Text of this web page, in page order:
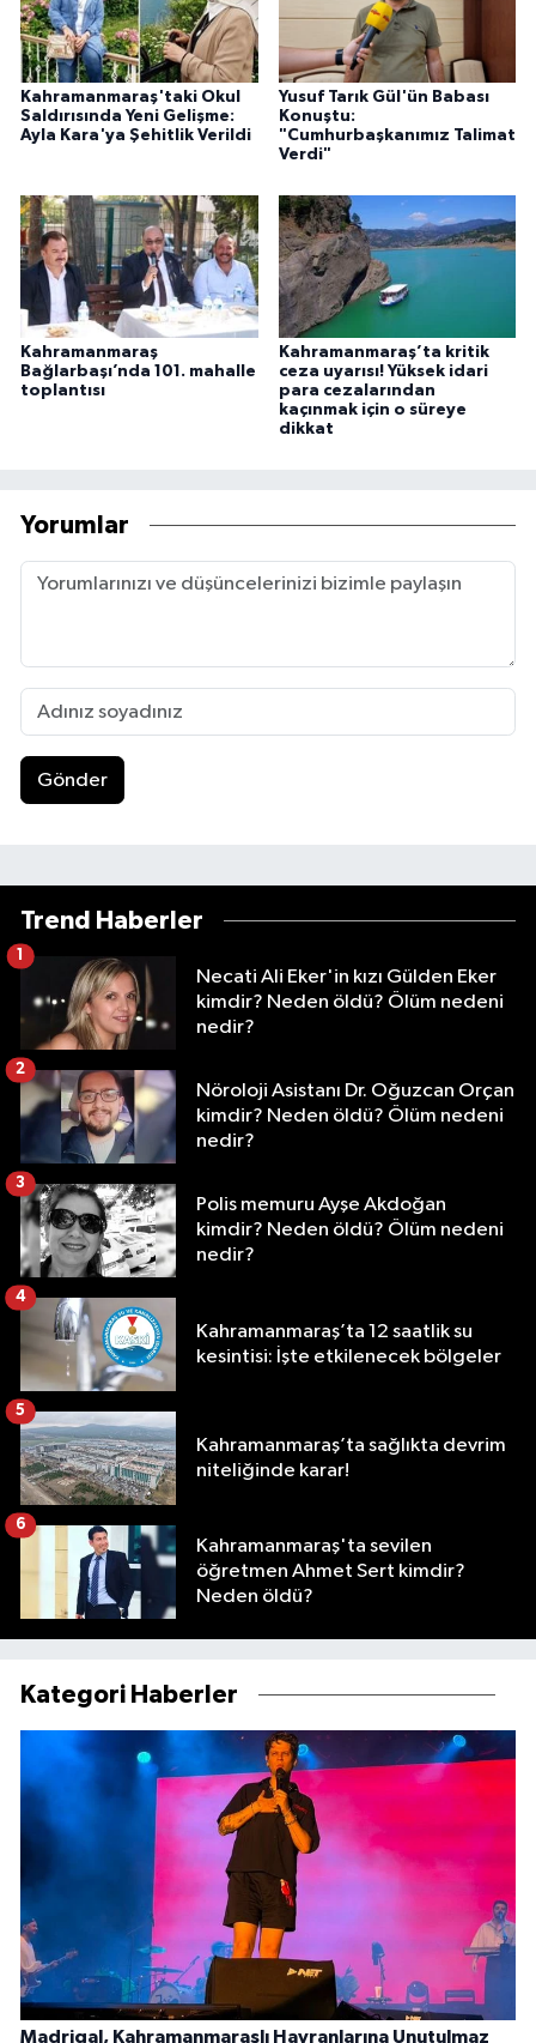
Kahramanmaraş'taki Okul
Saldırısında Yeni Gelişme:
Ayla Kara'ya Şehitlik Verildi
Yusuf Tarık Gül'ün Babası
Konuştu:
"Cumhurbaşkanımız Talimat
Verdi"
Kahramanmaraş
Bağlarbaşı’nda 101. mahalle
toplantısı
Kahramanmaraş’ta kritik
ceza uyarısı! Yüksek idari
para cezalarından
kaçınmak için o süreye
dikkat
Yorumlar
Gönder
Trend Haberler
Necati Ali Eker'in kızı Gülden Eker
kimdir? Neden öldü? Ölüm nedeni
nedir?
1
Nöroloji Asistanı Dr. Oğuzcan Orçan
kimdir? Neden öldü? Ölüm nedeni
nedir?
2
Polis memuru Ayşe Akdoğan
kimdir? Neden öldü? Ölüm nedeni
nedir?
3
Kahramanmaraş’ta 12 saatlik su
kesintisi: İşte etkilenecek bölgeler
4
Kahramanmaraş’ta sağlıkta devrim
niteliğinde karar!
5
Kahramanmaraş'ta sevilen
öğretmen Ahmet Sert kimdir?
Neden öldü?
6
Kategori Haberler
Madrigal, Kahramanmaraşlı Hayranlarına Unutulmaz